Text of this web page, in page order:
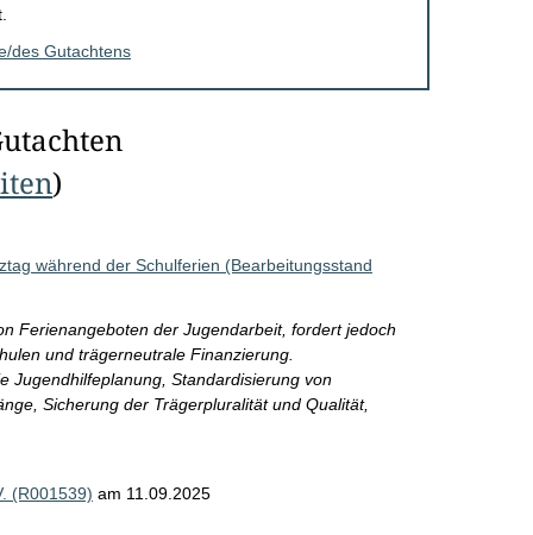
des Gutachtens
)
während der Schulferien (Bearbeitungsstand
Ferienangeboten der Jugendarbeit, fordert jedoch
und trägerneutrale Finanzierung.
Jugendhilfeplanung, Standardisierung von
Sicherung der Trägerpluralität und Qualität,
(R001539) am 11.09.2025